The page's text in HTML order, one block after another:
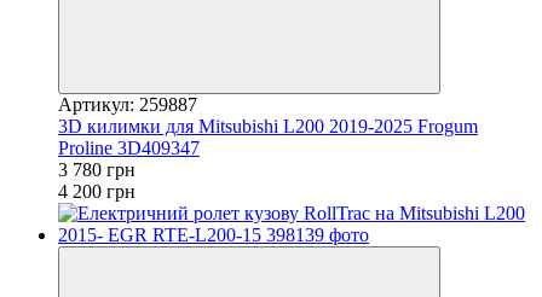
Артикул: 259887
3D килимки для Mitsubishi L200 2019-2025 Frogum
Proline 3D409347
3 780 грн
4 200 грн